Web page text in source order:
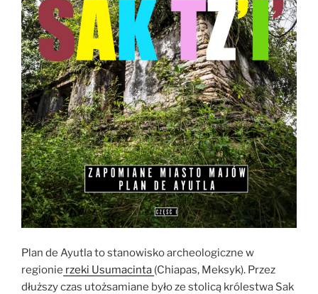
Plan de Ayutla to stanowisko archeologiczne w
regionie rzeki Usumacinta (Chiapas, Meksyk). Przez
dłuższy czas utożsamiane było ze stolicą królestwa Sak